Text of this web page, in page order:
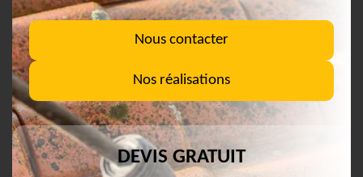
Nous contacter
Nos réalisations
DEVIS GRATUIT